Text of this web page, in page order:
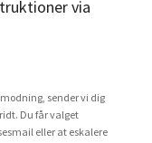
via
sender vi dig
Du får valget
eller at eskalere